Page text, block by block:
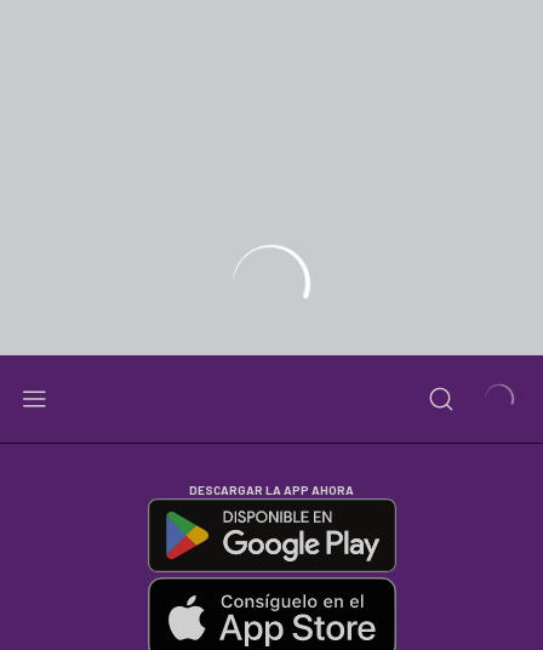
DESCARGAR LA APP AHORA